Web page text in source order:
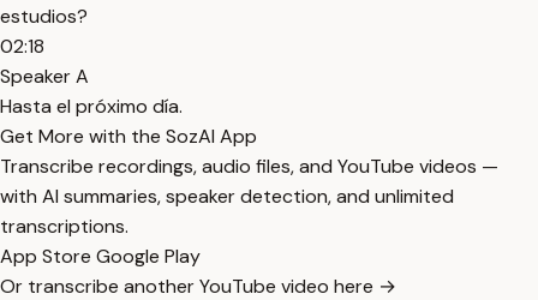
estudios?
02:18
Speaker A
Hasta el próximo día.
Get More with the SozAI App
Transcribe recordings, audio files, and YouTube videos —
with AI summaries, speaker detection, and unlimited
transcriptions.
App Store Google Play
Or transcribe another YouTube video here →